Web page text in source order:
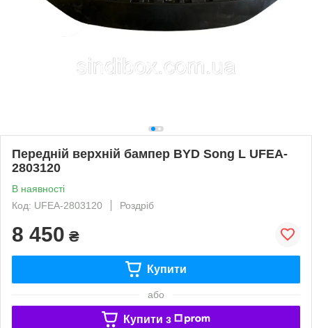
Передній верхній бампер BYD Song L UFEA-
2803120
В наявності
Код: UFEA-2803120
Роздріб
8 450 ₴
Купити
або
Купити з